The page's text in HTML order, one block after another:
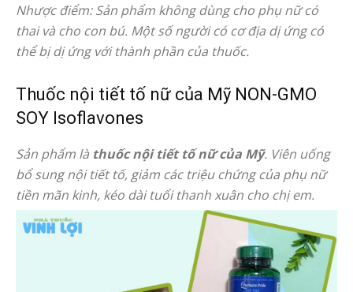
Nhược điểm: Sản phẩm không dùng cho phụ nữ có
thai và cho con bú. Một số người có cơ địa dị ứng có
thể bị dị ứng với thành phần của thuốc.
Thuốc nội tiết tố nữ của Mỹ NON-GMO
SOY Isoflavones
Sản phẩm là thuốc nội tiết tố nữ của Mỹ. Viên uống
bổ sung nội tiết tố, giảm các triệu chứng của phụ nữ
tiền mãn kinh, kéo dài tuổi thanh xuân cho chị em.